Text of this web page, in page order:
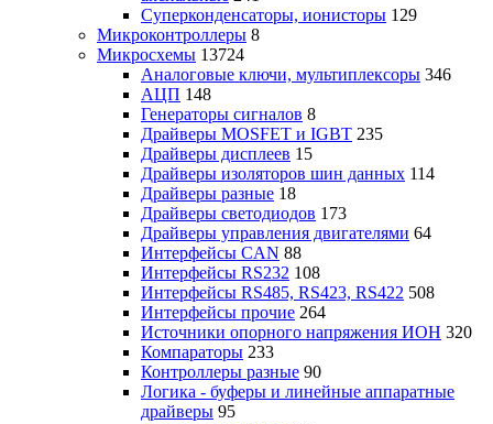
Суперконденсаторы, ионисторы 129
Микроконтроллеры 8
Микросхемы 13724
Аналоговые ключи, мультиплексоры 346
АЦП 148
Генераторы сигналов 8
Драйверы MOSFET и IGBT 235
Драйверы дисплеев 15
Драйверы изоляторов шин данных 114
Драйверы разные 18
Драйверы светодиодов 173
Драйверы управления двигателями 64
Интерфейсы CAN 88
Интерфейсы RS232 108
Интерфейсы RS485, RS423, RS422 508
Интерфейсы прочие 264
Источники опорного напряжения ИОН 320
Компараторы 233
Контроллеры разные 90
Логика - буферы и линейные аппаратные
драйверы 95